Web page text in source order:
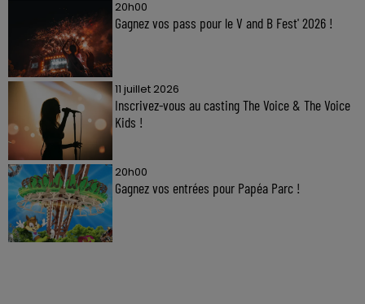
20h00
Gagnez vos pass pour le V and B Fest' 2026 !
11 juillet 2026
Inscrivez-vous au casting The Voice & The Voice
Kids !
20h00
Gagnez vos entrées pour Papéa Parc !